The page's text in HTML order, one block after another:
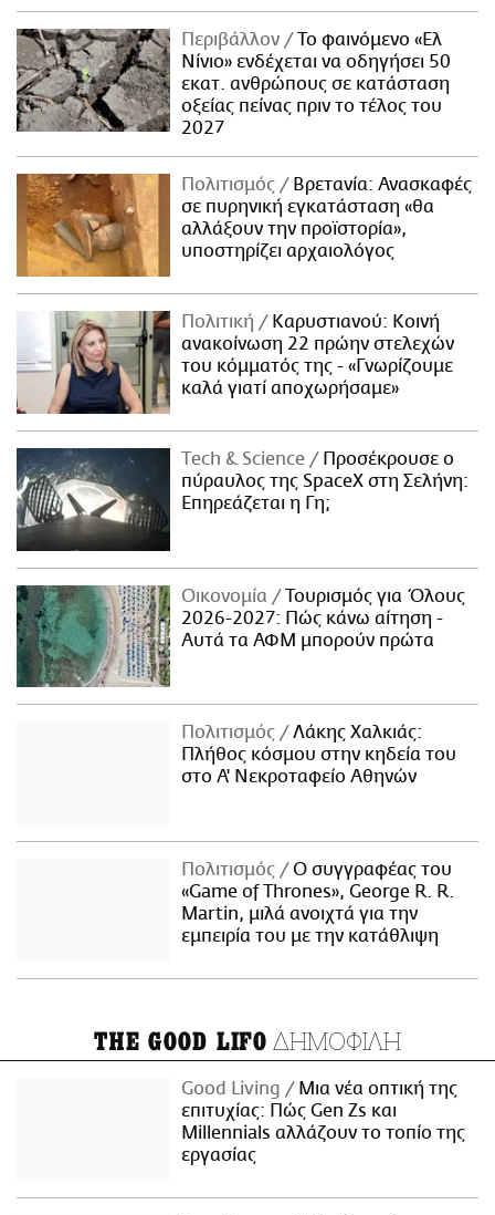
Περιβάλλον
Το φαινόμενο «Ελ
Νίνιο» ενδέχεται να οδηγήσει 50
εκατ. ανθρώπους σε κατάσταση
οξείας πείνας πριν το τέλος του
2027
Πολιτισμός
Βρετανία: Ανασκαφές
σε πυρηνική εγκατάσταση «θα
αλλάξουν την προϊστορία»,
υποστηρίζει αρχαιολόγος
Πολιτική
Καρυστιανού: Κοινή
ανακοίνωση 22 πρώην στελεχών
του κόμματός της - «Γνωρίζουμε
καλά γιατί αποχωρήσαμε»
Τech & Science
Προσέκρουσε ο
πύραυλος της SpaceX στη Σελήνη:
Επηρεάζεται η Γη;
Οικονομία
Τουρισμός για Όλους
2026-2027: Πώς κάνω αίτηση -
Αυτά τα ΑΦΜ μπορούν πρώτα
Πολιτισμός
Λάκης Χαλκιάς:
Πλήθος κόσμου στην κηδεία του
στο Α' Νεκροταφείο Αθηνών
Πολιτισμός
Ο συγγραφέας του
«Game of Thrones», George R. R.
Martin, μιλά ανοιχτά για την
εμπειρία του με την κατάθλιψη
THE GOOD LIFO ΔΗΜΟΦΙΛΗ
Good Living
Μια νέα οπτική της
επιτυχίας: Πώς Gen Zs και
Millennials αλλάζουν το τοπίο της
εργασίας